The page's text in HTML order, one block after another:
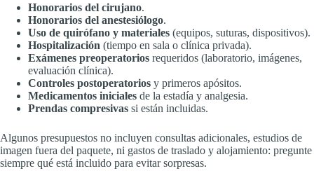
Honorarios del cirujano.
Honorarios del anestesiólogo.
Uso de quirófano y materiales (equipos, suturas, dispositivos).
Hospitalización (tiempo en sala o clínica privada).
Exámenes preoperatorios requeridos (laboratorio, imágenes,
evaluación clínica).
Controles postoperatorios y primeros apósitos.
Medicamentos iniciales de la estadía y analgesia.
Prendas compresivas si están incluidas.
Algunos presupuestos no incluyen consultas adicionales, estudios de
imagen fuera del paquete, ni gastos de traslado y alojamiento: pregunte
siempre qué está incluido para evitar sorpresas.